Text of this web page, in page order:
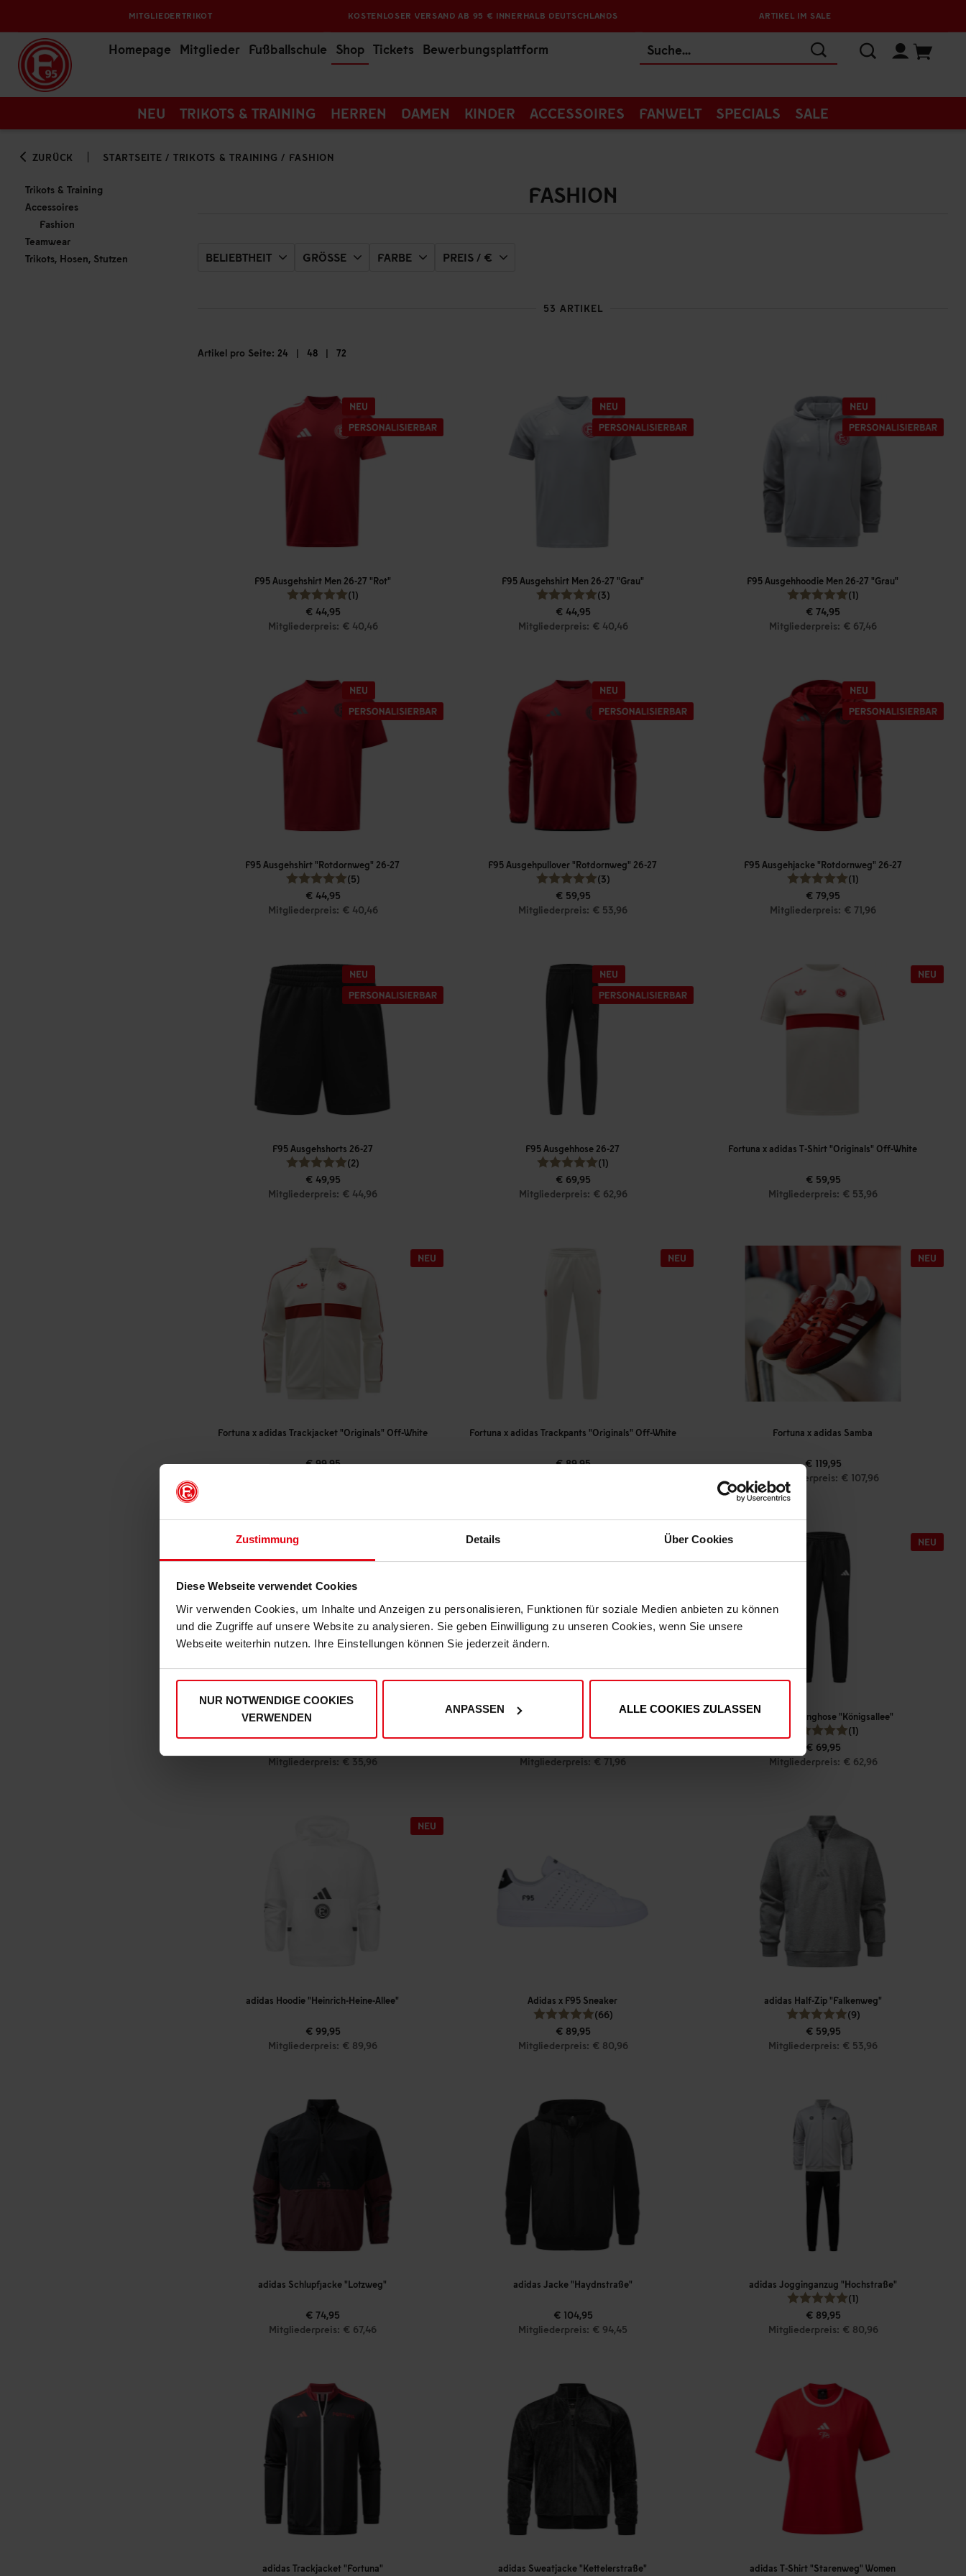
Zustimmung Details Über Cookies
Diese Webseite verwendet Cookies
Wir verwenden Cookies, um Inhalte und Anzeigen zu personalisieren, Funktionen für soziale Medien anbieten zu können
und die Zugriffe auf unsere Website zu analysieren. Sie geben Einwilligung zu unseren Cookies, wenn Sie unsere
Webseite weiterhin nutzen. Ihre Einstellungen können Sie jederzeit ändern.
NUR NOTWENDIGE COOKIES
VERWENDEN
ANPASSEN ALLE COOKIES ZULASSEN
MITGLIEDERTRIKOT KOSTENLOSER VERSAND AB 95 € INNERHALB DEUTSCHLANDS ARTIKEL IM SALE
Homepage Mitglieder Fußballschule Shop Tickets Bewerbungsplattform
NEU TRIKOTS & TRAINING HERREN DAMEN KINDER ACCESSOIRES FANWELT SPECIALS SALE
ZURÜCK STARTSEITE / TRIKOTS & TRAINING / FASHION
Trikots & Training
Accessoires
Fashion
Teamwear
Trikots, Hosen, Stutzen
FASHION
BELIEBTHEIT GRÖSSE FARBE PREIS / €
53 ARTIKEL
Artikel pro Seite: 24 | 48 | 72
F95 Ausgehshirt Men 26-27 "Rot"
(1)
€ 44,95
Mitgliederpreis: € 40,46
F95 Ausgehshirt Men 26-27 "Grau"
(3)
€ 44,95
Mitgliederpreis: € 40,46
F95 Ausgehhoodie Men 26-27 "Grau"
(1)
€ 74,95
Mitgliederpreis: € 67,46
F95 Ausgehshirt "Rotdornweg" 26-27
(5)
€ 44,95
Mitgliederpreis: € 40,46
F95 Ausgehpullover "Rotdornweg" 26-27
(3)
€ 59,95
Mitgliederpreis: € 53,96
F95 Ausgehjacke "Rotdornweg" 26-27
(1)
€ 79,95
Mitgliederpreis: € 71,96
F95 Ausgehshorts 26-27
(2)
€ 49,95
Mitgliederpreis: € 44,96
F95 Ausgehhose 26-27
(1)
€ 69,95
Mitgliederpreis: € 62,96
Fortuna x adidas T-Shirt "Originals" Off-White
€ 59,95
Mitgliederpreis: € 53,96
Fortuna x adidas Trackjacket "Originals" Off-White
€ 99,95
Fortuna x adidas Trackpants "Originals" Off-White
€ 89,95
Fortuna x adidas Samba
€ 119,95
Mitgliederpreis: € 107,96
adidas T-Shirt "Königsallee"
Mitgliederpreis: € 35,96
adidas Hoodie "Königsallee"
Mitgliederpreis: € 71,96
adidas Jogginghose "Königsallee"
(1)
€ 69,95
Mitgliederpreis: € 62,96
adidas Hoodie "Heinrich-Heine-Allee"
€ 99,95
Mitgliederpreis: € 89,96
Adidas x F95 Sneaker
(66)
€ 89,95
Mitgliederpreis: € 80,96
adidas Half-Zip "Falkenweg"
(9)
€ 59,95
Mitgliederpreis: € 53,96
adidas Schlupfjacke "Lotzweg"
€ 74,95
Mitgliederpreis: € 67,46
adidas Jacke "Haydnstraße"
€ 104,95
Mitgliederpreis: € 94,45
adidas Jogginganzug "Hochstraße"
(1)
€ 89,95
Mitgliederpreis: € 80,96
adidas Trackjacket "Fortuna" adidas Sweatjacke "Kettelerstraße" adidas T-Shirt "Starenweg" Women